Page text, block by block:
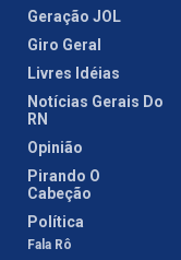
Geração JOL
Giro Geral
Livres Idéias
Notícias Gerais Do
RN
Opinião
Pirando O
Cabeção
Política
Fala Rô